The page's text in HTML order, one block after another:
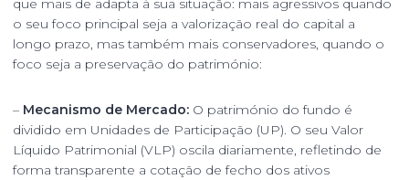
o seu foco principal seja a valorização real do capital a
longo prazo, mas também mais conservadores, quando o
foco seja a preservação do património:
– Mecanismo de Mercado: O património do fundo é
dividido em Unidades de Participação (UP). O seu Valor
Líquido Patrimonial (VLP) oscila diariamente, refletindo de
forma transparente a cotação de fecho dos ativos